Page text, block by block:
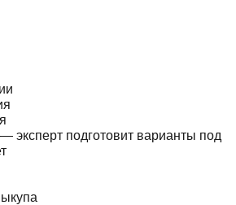
эксперт подготовит варианты под